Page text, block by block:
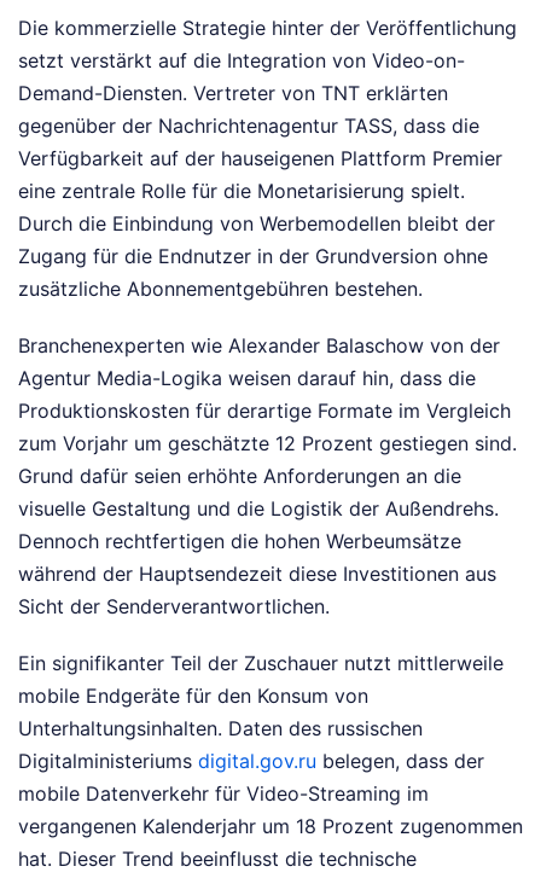
Die kommerzielle Strategie hinter der Veröffentlichung
setzt verstärkt auf die Integration von Video-on-
Demand-Diensten. Vertreter von TNT erklärten
gegenüber der Nachrichtenagentur TASS, dass die
Verfügbarkeit auf der hauseigenen Plattform Premier
eine zentrale Rolle für die Monetarisierung spielt.
Durch die Einbindung von Werbemodellen bleibt der
Zugang für die Endnutzer in der Grundversion ohne
zusätzliche Abonnementgebühren bestehen.
Branchenexperten wie Alexander Balaschow von der
Agentur Media-Logika weisen darauf hin, dass die
Produktionskosten für derartige Formate im Vergleich
zum Vorjahr um geschätzte 12 Prozent gestiegen sind.
Grund dafür seien erhöhte Anforderungen an die
visuelle Gestaltung und die Logistik der Außendrehs.
Dennoch rechtfertigen die hohen Werbeumsätze
während der Hauptsendezeit diese Investitionen aus
Sicht der Senderverantwortlichen.
Ein signifikanter Teil der Zuschauer nutzt mittlerweile
mobile Endgeräte für den Konsum von
Unterhaltungsinhalten. Daten des russischen
Digitalministeriums digital.gov.ru belegen, dass der
mobile Datenverkehr für Video-Streaming im
vergangenen Kalenderjahr um 18 Prozent zugenommen
hat. Dieser Trend beeinflusst die technische